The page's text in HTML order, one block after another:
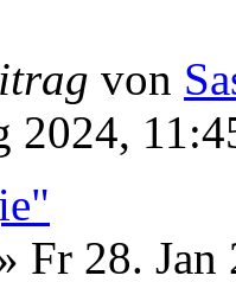
von
2024,
Fr 28. Jan